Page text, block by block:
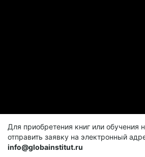
Для приобретения книг или обучения
отправить заявку на электронный
info@globainstitut.ru